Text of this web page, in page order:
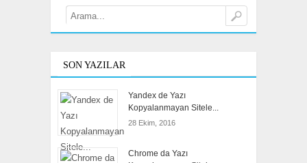
SON YAZILAR
Yandex de Yazı
Kopyalanmayan Sitele...
28 Ekim, 2016
Chrome da Yazı